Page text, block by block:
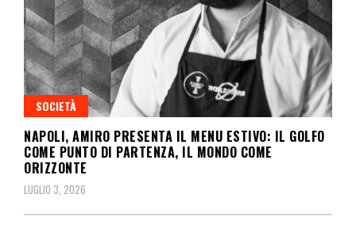
SOCIETÀ
NAPOLI, AMIRO PRESENTA IL MENU ESTIVO: IL GOLFO
COME PUNTO DI PARTENZA, IL MONDO COME
ORIZZONTE
LUGLIO 3, 2026